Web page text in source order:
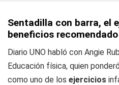
Sentadilla con barra, el
beneficios
Diario UNO habló con Angie
Educación física, quien
como uno de los ejercicios